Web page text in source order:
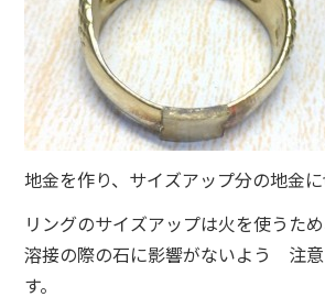
地金を作り、サイズアップ分の地金に
リングのサイズアップは火を使うため
溶接の際の石に影響がないよう 注
す。